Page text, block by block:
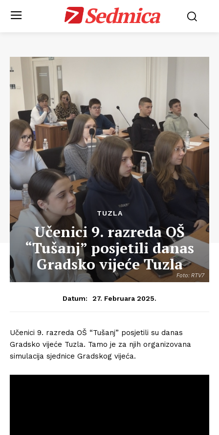
Sedmica
Foto: RTV7
TUZLA
Učenici 9. razreda OŠ
“Tušanj” posjetili danas
Gradsko vijeće Tuzla
Datum: 27. Februara 2025.
Učenici 9. razreda OŠ “Tušanj” posjetili su danas
Gradsko vijeće Tuzla. Tamo je za njih organizovana
simulacija sjednice Gradskog vijeća.